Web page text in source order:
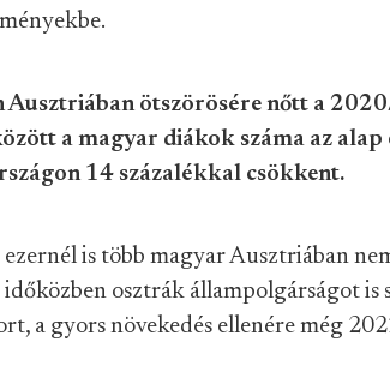
Ausztriában ötszörösére nőtt a
a magyar diákok száma az
14 százalékkal csökkent.
is több magyar Ausztriában
osztrák állampolgárságot is
a gyors növekedés ellenére még